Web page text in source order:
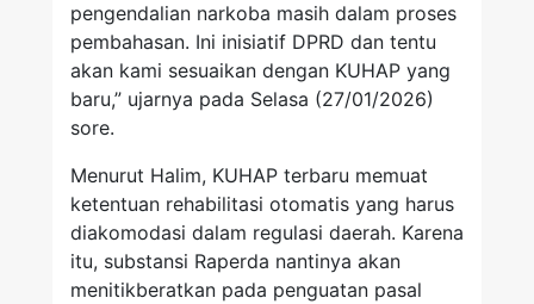
pengendalian narkoba masih dalam proses
pembahasan. Ini inisiatif DPRD dan tentu
akan kami sesuaikan dengan KUHAP yang
baru,” ujarnya pada Selasa (27/01/2026)
sore.
Menurut Halim, KUHAP terbaru memuat
ketentuan rehabilitasi otomatis yang harus
diakomodasi dalam regulasi daerah. Karena
itu, substansi Raperda nantinya akan
menitikberatkan pada penguatan pasal